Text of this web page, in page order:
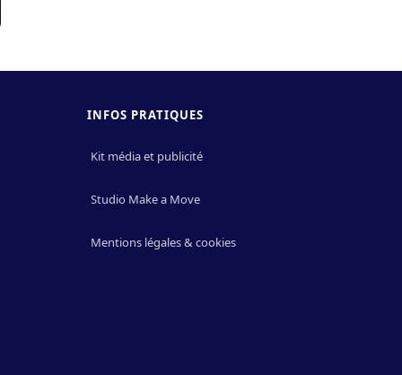
INFOS PRATIQUES
Kit média et publicité
Studio Make a Move
Mentions légales & cookies